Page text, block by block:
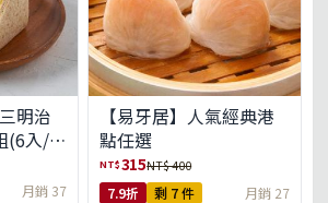
明治
(6入/
月銷 37
【易牙居】人氣經典港
點任選
NT$315NT$ 400
7.9折 剩 7 件 月銷 27